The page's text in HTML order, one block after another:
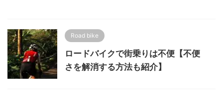
Road bike
ロードバイクで街乗りは不便【不便
さを解消する方法も紹介】